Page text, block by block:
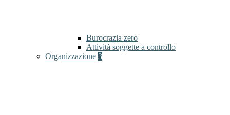
Burocrazia zero
Attività soggette a controllo
Organizzazione 3